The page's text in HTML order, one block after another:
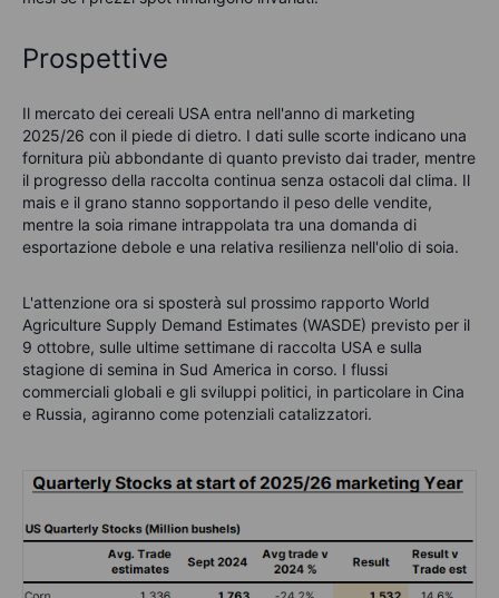
Prospettive
Il mercato dei cereali USA entra nell'anno di marketing
2025/26 con il piede di dietro. I dati sulle scorte indicano una
fornitura più abbondante di quanto previsto dai trader, mentre
il progresso della raccolta continua senza ostacoli dal clima. Il
mais e il grano stanno sopportando il peso delle vendite,
mentre la soia rimane intrappolata tra una domanda di
esportazione debole e una relativa resilienza nell'olio di soia.
L'attenzione ora si sposterà sul prossimo rapporto World
Agriculture Supply Demand Estimates (WASDE) previsto per il
9 ottobre, sulle ultime settimane di raccolta USA e sulla
stagione di semina in Sud America in corso. I flussi
commerciali globali e gli sviluppi politici, in particolare in Cina
e Russia, agiranno come potenziali catalizzatori.